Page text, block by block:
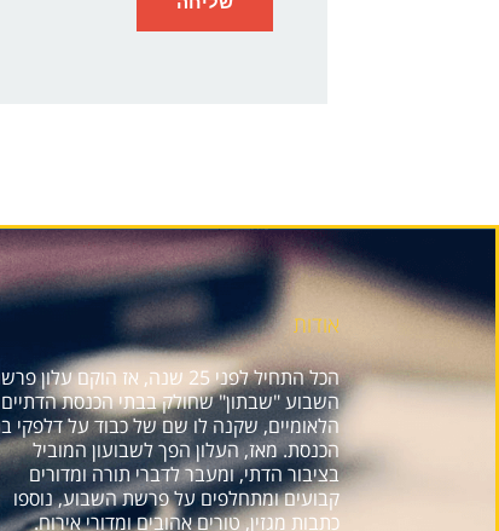
אודות
הכל התחיל לפני 25 שנה, אז הוקם עלון
השבוע "שבתון" שחולק בבתי הכנסת הדתיים
הלאומיים, שקנה לו שם של כבוד על דלפקי
הכנסת. מאז, העלון הפך לשבועון המוביל
בציבור הדתי, ומעבר לדברי תורה ומדורים
קבועים ומתחלפים על פרשת השבוע, נוספו
כתבות מגזין, טורים אהובים ומדורי אירוח.